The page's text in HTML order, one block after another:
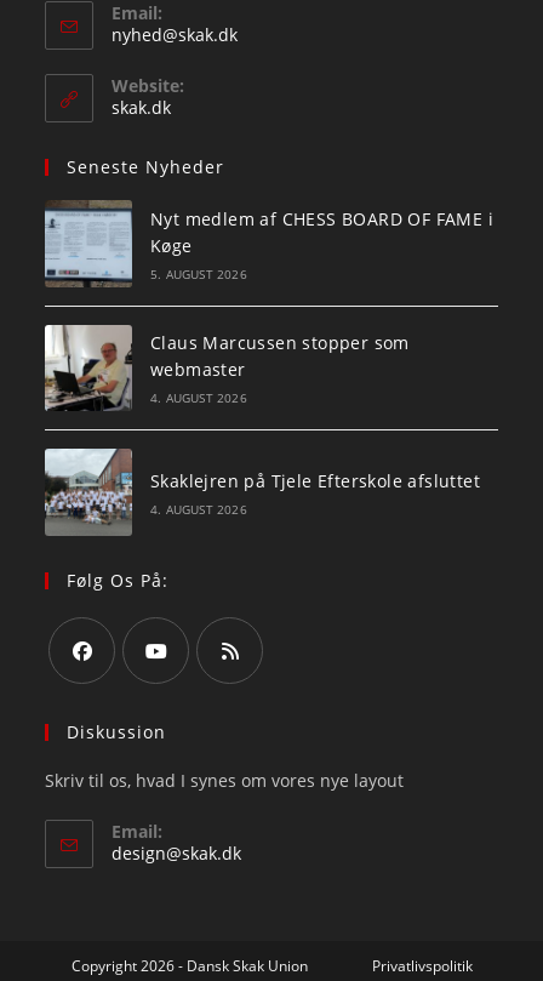
Email:
nyhed@skak.dkOpens
Website:
skak.dk
Seneste Nyheder
Nyt medlem af CHESS BOARD OF FAME i
Køge
5. AUGUST 2026
Claus Marcussen stopper som
webmaster
4. AUGUST 2026
Skaklejren på Tjele Efterskole afsluttet
4. AUGUST 2026
Følg Os På:
in
new
tab
in
new
new
Diskussion
Skriv til os, hvad I synes om vores nye layout
Email:
design@skak.dkOpens
Copyright 2026 - Dansk Skak Union Privatlivspolitik